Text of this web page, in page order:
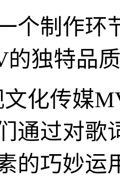
个制作环
的独特品
文化传媒
通过对歌
的巧妙运